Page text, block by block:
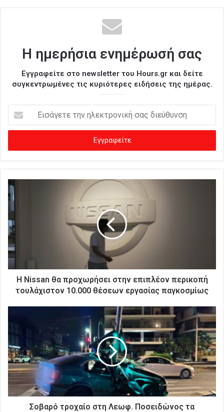
Η ημερήσια ενημέρωσή σας
Εγγραφείτε στο newsletter του Hours.gr και δείτε
συγκεντρωμένες τις κυριότερες ειδήσεις της ημέρας.
σ
γ
ε
ε
τ
η
λ
ε
κ
τ
α
ς
δ
ι
Η Nissan θα προχωρήσει στην επιπλέον περικοπή
τουλάχιστον 10.000 θέσεων εργασίας παγκοσμίως
Σοβαρό τροχαίο στη Λεωφ. Ποσειδώνος τα